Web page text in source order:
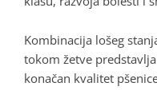
Kombinacija lošeg
tokom žetve
konačan kvalitet